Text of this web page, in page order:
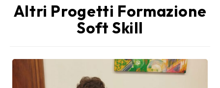
Altri Progetti Formazione
Soft Skill